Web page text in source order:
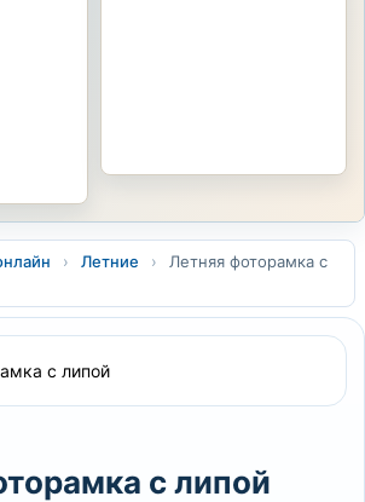
› Летние ›
Летняя фоторамка с
с липой